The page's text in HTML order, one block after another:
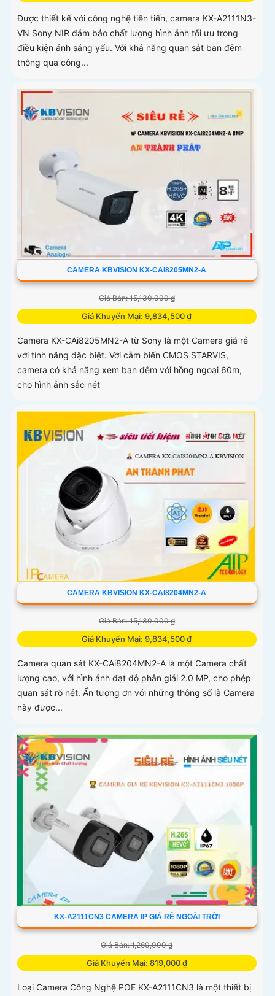
Được thiết kế với công nghệ tiên tiến, camera KX-A2111N3-
VN Sony NIR đảm bảo chất lượng hình ảnh tối ưu trong
điều kiện ánh sáng yếu. Với khả năng quan sát ban đêm
thông qua công...
CAMERA KBVISION KX-CAI8205MN2-A
Giá Bán: 15,130,000 ₫
Giá Khuyến Mại: 9,834,500 ₫
Camera KX-CAi8205MN2-A từ Sony là một Camera giá rẻ
với tính năng đặc biệt. Với cảm biến CMOS STARVIS,
camera có khả năng xem ban đêm với hồng ngoại 60m,
cho hình ảnh sắc nét
CAMERA KBVISION KX-CAI8204MN2-A
Giá Bán: 15,130,000 ₫
Giá Khuyến Mại: 9,834,500 ₫
Camera quan sát KX-CAi8204MN2-A là một Camera chất
lượng cao, với hình ảnh đạt độ phân giải 2.0 MP, cho phép
quan sát rõ nét. Ấn tượng ơn với những thông số là Camera
này được...
KX-A2111CN3 CAMERA IP GIÁ RẺ NGOÀI TRỜI
Giá Bán: 1,260,000 ₫
Giá Khuyến Mại: 819,000 ₫
Loại Camera Công Nghệ POE KX-A2111CN3 là một thiết bị